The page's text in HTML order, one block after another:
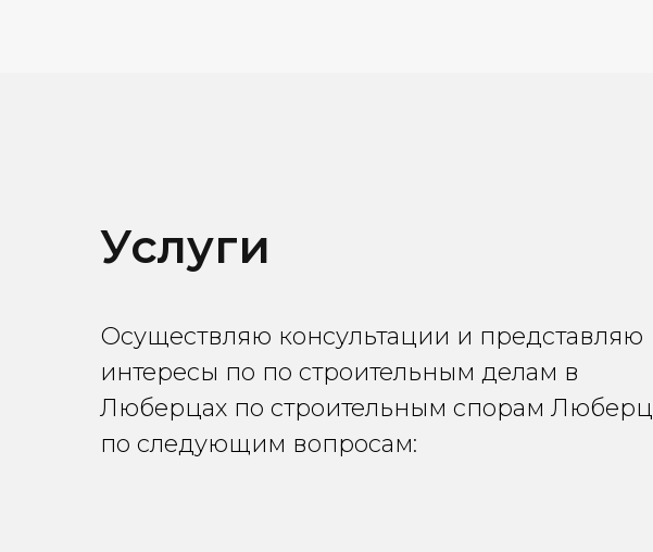
Услуги
Осуществляю консультации и представляю
интересы по по строительным делам в
Люберцах по строительным спорам
по следующим вопросам: